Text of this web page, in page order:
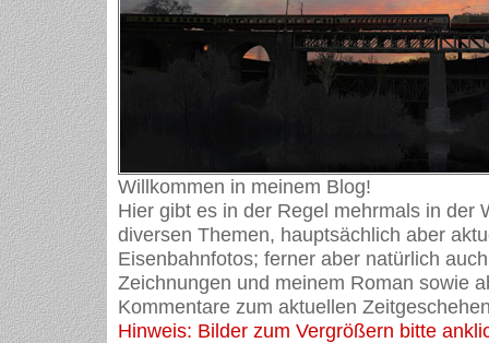
Willkommen in meinem Blog!
Hier gibt es in der Regel mehrmals in der
diversen Themen, hauptsächlich aber
Eisenbahnfotos; ferner aber natürlich
Zeichnungen und meinem Roman sowie
Kommentare zum aktuellen
Hinweis: Bilder zum Vergrößern bitte